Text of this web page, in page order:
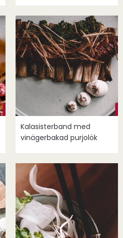
Kalasisterband med
vinägerbakad purjolök